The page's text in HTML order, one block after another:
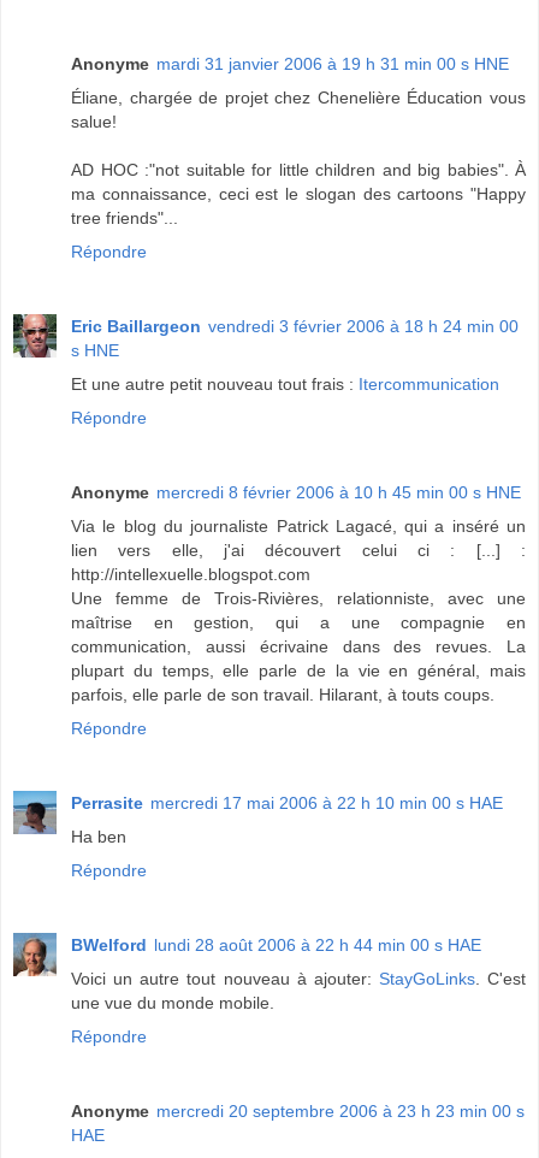
Anonyme mardi 31 janvier 2006 à 19 h 31 min 00 s HNE
Éliane, chargée de projet chez Chenelière Éducation vous
salue!
AD HOC :"not suitable for little children and big babies". À
ma connaissance, ceci est le slogan des cartoons "Happy
tree friends"...
Répondre
Eric Baillargeon vendredi 3 février 2006 à 18 h 24 min 00
s HNE
Et une autre petit nouveau tout frais : Itercommunication
Répondre
Anonyme mercredi 8 février 2006 à 10 h 45 min 00 s HNE
Via le blog du journaliste Patrick Lagacé, qui a inséré un
lien vers elle, j'ai découvert celui ci : [...] :
http://intellexuelle.blogspot.com
Une femme de Trois-Rivières, relationniste, avec une
maîtrise en gestion, qui a une compagnie en
communication, aussi écrivaine dans des revues. La
plupart du temps, elle parle de la vie en général, mais
parfois, elle parle de son travail. Hilarant, à touts coups.
Répondre
Perrasite mercredi 17 mai 2006 à 22 h 10 min 00 s HAE
Ha ben
Répondre
BWelford lundi 28 août 2006 à 22 h 44 min 00 s HAE
Voici un autre tout nouveau à ajouter: StayGoLinks. C'est
une vue du monde mobile.
Répondre
Anonyme mercredi 20 septembre 2006 à 23 h 23 min 00 s
HAE